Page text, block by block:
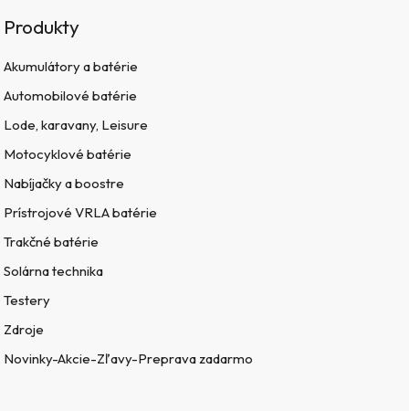
Produkty
Akumulátory a batérie
Automobilové batérie
Lode, karavany, Leisure
Motocyklové batérie
Nabíjačky a boostre
Prístrojové VRLA batérie
Trakčné batérie
Solárna technika
Testery
Zdroje
Novinky-Akcie-Zľavy-Preprava zadarmo